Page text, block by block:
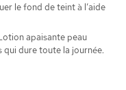
le fond de teint à l’aide
apaisante peau
dure toute la journée.